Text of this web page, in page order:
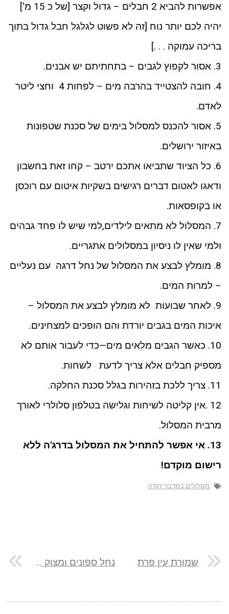
אפשרות להביא 2 חבלים – גדול וקצר [של כ 15 מ']
יהיה לכם יותר נוח [זה לא פשוט לגלגל חבל גדול בתוך
בריכה עמוקה . . .]
3. אסור לקפוץ לגבים – בתחתיתם יש אבנים.
4. חובה להצטייד בהרבה מים – לפחות 4 וחצי ליטר
לאדם.
5. אסור להכנס למסלול בימים של סכנת שטפונות
באיזור ירושלים.
6. כל הציוד שתביאו אתכם ירטב – קחו זאת בחשבון
ודאגו לאטום דברים רגישים בשקיות איטום עם רוכסן
או בקופסאות.
7. המסלול לא מתאים לילדים,למי שיש לו פחד גבהים
ולמי שאין לו ניסיון במסלולים אתגריים.
8. מומלץ לבצע את המסלול של נחל דרגה עם נעליים
– למרות המים.
9. לאחר שבועות לא מומלץ לבצע את המסלול –
איכות המים בגבים יורדת והם הופכים למצחינים.
10. כאשר הגבים מלאים מים—כדי לעבור אותם לא
מספיק חבלים אלא צריך לדעת לשחות.
11. צריך ללכת בזהירות בגלל סכנת החלקה.
12 .אין קליטה לשיחות וגלישה בטלפון סלולרי לאורך
מרבית המסלול.
13. אי אפשר להתחיל את המסלול בדרג'ה ללא
רישום מוקדם!
מסלולים במדבר יהודה
שמורת עין פרת נחל ספונים ומצוק מגדים: מסלול של נופים וטבע ירוק